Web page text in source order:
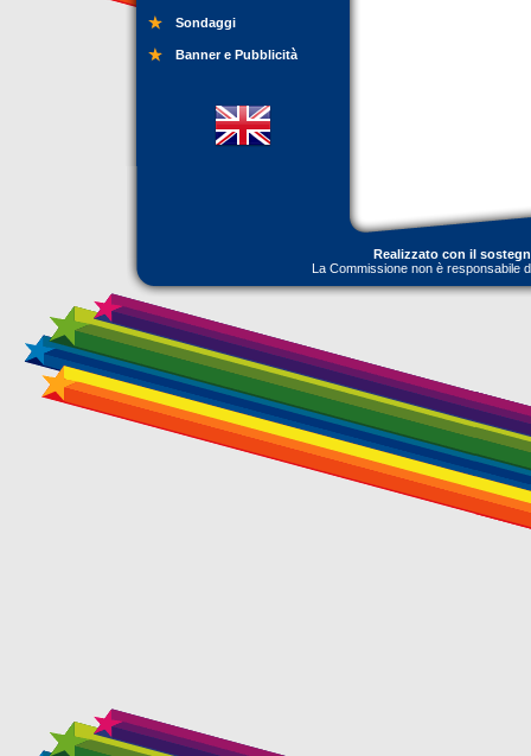
Sondaggi
Banner e Pubblicità
Realizzato con il
La Commissione non è responsabile